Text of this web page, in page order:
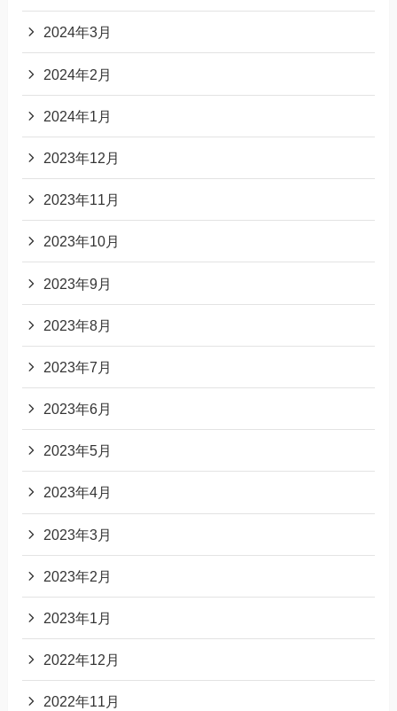
2024年3月
2024年2月
2024年1月
2023年12月
2023年11月
2023年10月
2023年9月
2023年8月
2023年7月
2023年6月
2023年5月
2023年4月
2023年3月
2023年2月
2023年1月
2022年12月
2022年11月